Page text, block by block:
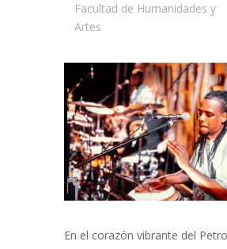
Facultad de Humanidades y
Artes
En el corazón vibrante del